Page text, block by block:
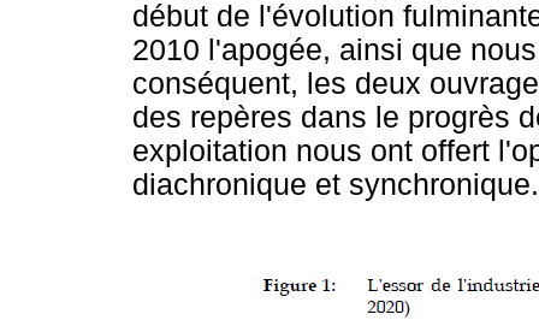
début de l'évolution
2010 l'apogée, ainsi que
conséquent, les deux
des repères dans le progrès
exploitation nous ont offert
diachronique et synchronique.